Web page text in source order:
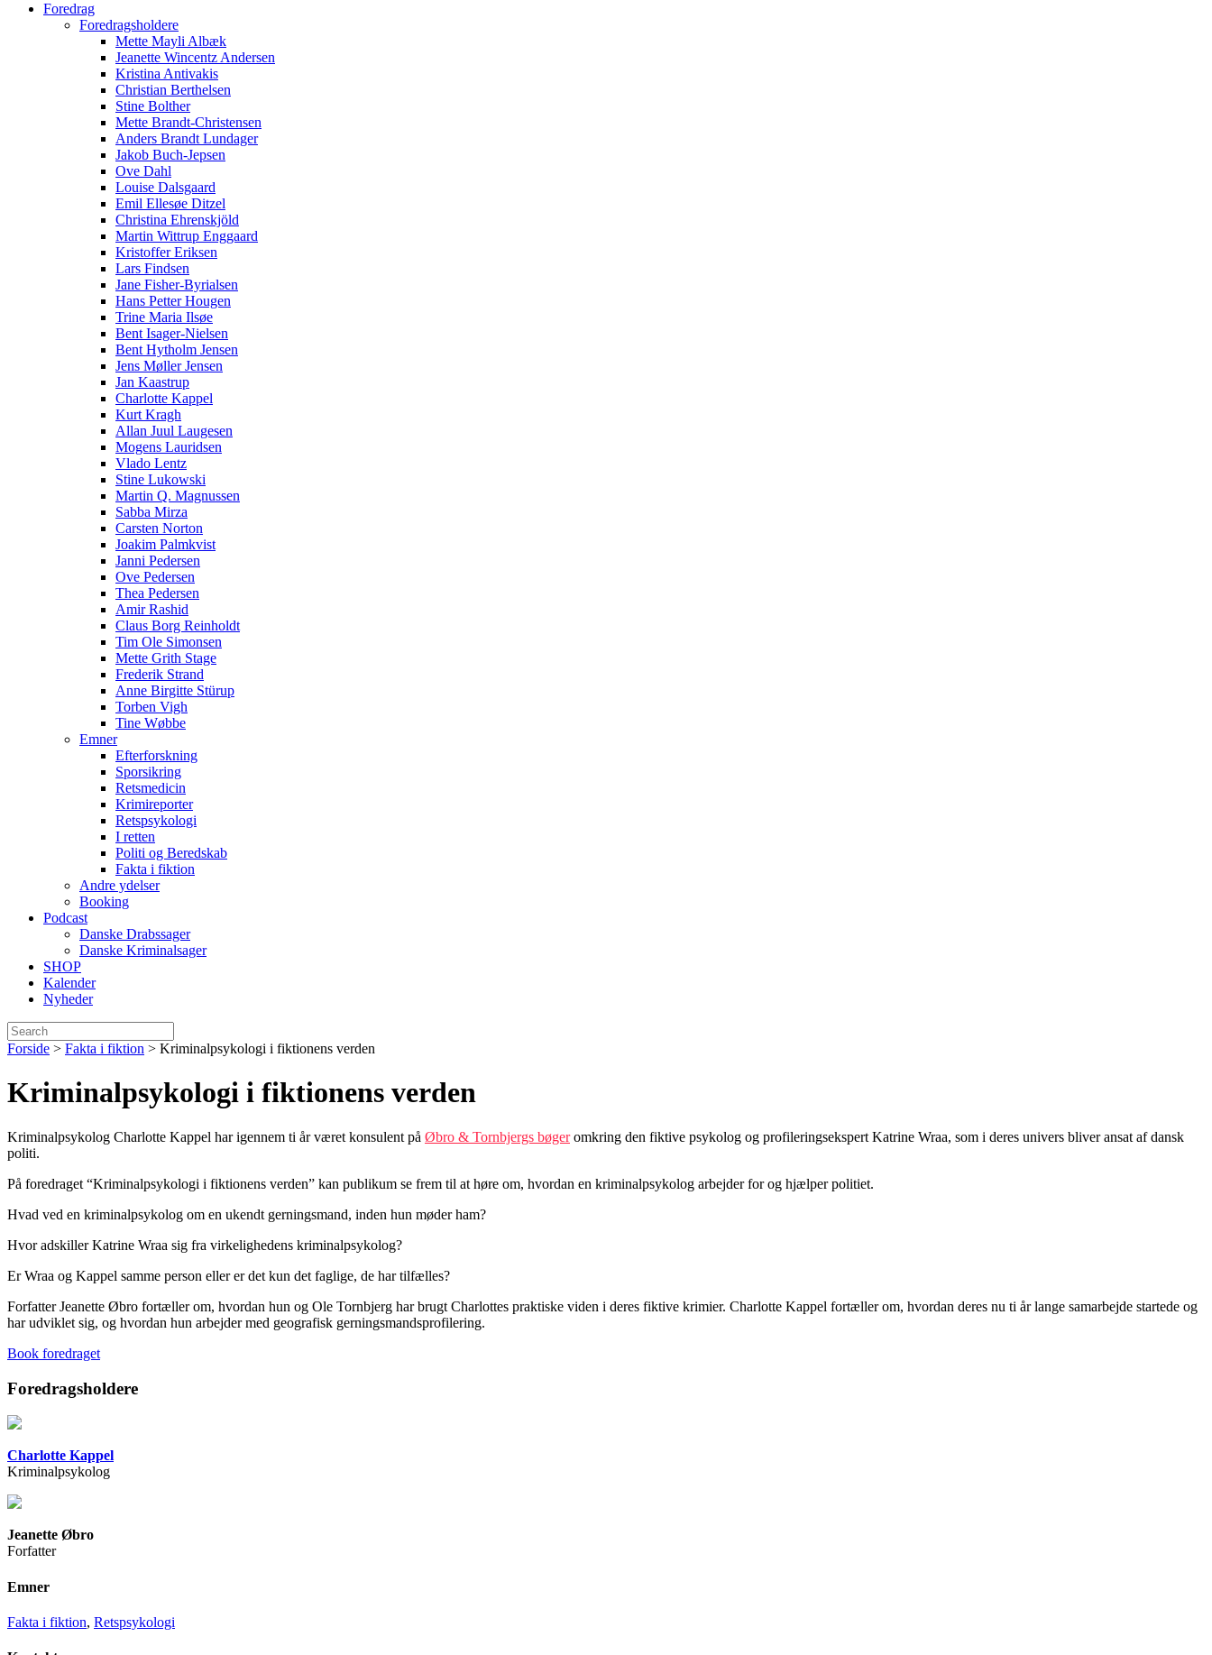
Foredrag
Foredragsholdere
Mette Mayli Albæk
Jeanette Wincentz Andersen
Kristina Antivakis
Christian Berthelsen
Stine Bolther
Mette Brandt-Christensen
Anders Brandt Lundager
Jakob Buch-Jepsen
Ove Dahl
Louise Dalsgaard
Emil Ellesøe Ditzel
Christina Ehrenskjöld
Martin Wittrup Enggaard
Kristoffer Eriksen
Lars Findsen
Jane Fisher-Byrialsen
Hans Petter Hougen
Trine Maria Ilsøe
Bent Isager-Nielsen
Bent Hytholm Jensen
Jens Møller Jensen
Jan Kaastrup
Charlotte Kappel
Kurt Kragh
Allan Juul Laugesen
Mogens Lauridsen
Vlado Lentz
Stine Lukowski
Martin Q. Magnussen
Sabba Mirza
Carsten Norton
Joakim Palmkvist
Janni Pedersen
Ove Pedersen
Thea Pedersen
Amir Rashid
Claus Borg Reinholdt
Tim Ole Simonsen
Mette Grith Stage
Frederik Strand
Anne Birgitte Stürup
Torben Vigh
Tine Wøbbe
Emner
Efterforskning
Sporsikring
Retsmedicin
Krimireporter
Retspsykologi
I retten
Politi og Beredskab
Fakta i fiktion
Andre ydelser
Booking
Podcast
Danske Drabssager
Danske Kriminalsager
SHOP
Kalender
Nyheder
Forside > Fakta i fiktion > Kriminalpsykologi i fiktionens verden
Kriminalpsykologi i fiktionens verden
Kriminalpsykolog Charlotte Kappel har igennem ti år været konsulent på Øbro & Tornbjergs bøgeromkring den fiktive psykolog og profileringsekspert Katrine Wraa, som i deres univers bliver ansat af dansk
politi.
På foredraget “Kriminalpsykologi i fiktionens verden” kan publikum se frem til at høre om, hvordan en kriminalpsykolog arbejder for og hjælper politiet.
Hvad ved en kriminalpsykolog om en ukendt gerningsmand, inden hun møder ham?
Hvor adskiller Katrine Wraa sig fra virkelighedens kriminalpsykolog?
Er Wraa og Kappel samme person eller er det kun det faglige, de har tilfælles?
Forfatter Jeanette Øbro fortæller om, hvordan hun og Ole Tornbjerg har brugt Charlottes praktiske viden i deres fiktive krimier. Charlotte Kappel fortæller om, hvordan deres nu ti år lange samarbejde startede og
har udviklet sig, og hvordan hun arbejder med geografisk gerningsmandsprofilering.
Book foredraget
Foredragsholdere
Charlotte Kappel
Kriminalpsykolog
Jeanette Øbro
Forfatter
Emner
Fakta i fiktion, Retspsykologi